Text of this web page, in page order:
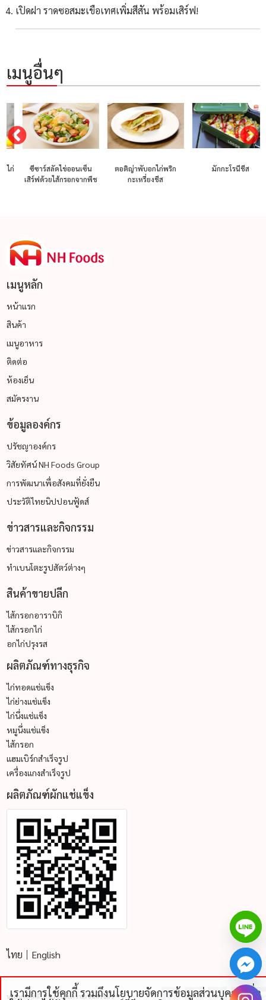
เปิดฝา ราดซอสมะเขือเทศเพิ่มสีสัน พร้อมเสิร์ฟ!
เมนูอื่นๆ
ซีซาร์สลัดไข่ออนเซ็น
เสิร์ฟด้วยไส้กรอกจากพืช
ตอติญ่าพับอกไก่พริก
กะเหรี่ยงชีส
มักกะโรนีชีส
เมนูหลัก
หน้าแรก
สินค้า
เมนูอาหาร
ติดต่อ
ห้องเย็น
สมัครงาน
ข้อมูลองค์กร
ปรัชญาองค์กร
วิสัยทัศน์ NH Foods Group
การพัฒนาเพื่อสังคมที่ยั่งยืน
ประวัติไทยนิปปอนฟู้ดส์
ข่าวสารและกิจกรรม
ข่าวสารและกิจกรรม
ทำเบนโตะรูปสัตว์ต่างๆ
สินค้าขายปลีก
ไส้กรอกอาราบิกิ
ไส้กรอกไก่
อกไก่ปรุงรส
ผลิตภัณฑ์ทางธุรกิจ
ไก่ทอดแช่แข็ง
ไก่ย่างแช่แข็ง
ไก่นึ่งแช่แข็ง
หมูนึ่งแช่แข็ง
ไส้กรอก
แฮมเบิร์กสำเร็จรูป
เครื่องแกงสำเร็จรูป
ผลิตภัณฑ์ผักแช่แข็ง
ไทย English
นโยบายคุ้กกี้ นโยบายความเป็นส่วนตัว
เรามีการใช้คุกกี้ รวมถึงนโยบายจัดการข้อมูลส่วนบุคคลเพื่อ